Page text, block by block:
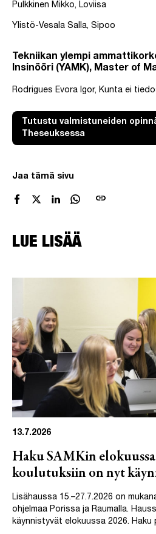
Pulkkinen Mikko, Loviisa
Ylistö-Vesala Salla, Sipoo
Tekniikan ylempi
Insinööri (YAMK), Master of
Rodrigues Evora Igor, Kunta ei
Tutustu valmistuneiden
Theseuksessa
Jaa tämä sivu
link
LUE LISÄÄ
13.7.2026
Haku SAMKin
koulutuksiin on nyt
Lisähaussa 15.–27.7.2026 on
ohjelmaa Porissa ja Raumalla.
käynnistyvät elokuussa 2026. Haku